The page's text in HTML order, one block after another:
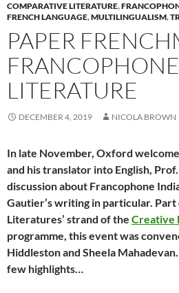
COMPARATIVE LITERATURE,
FRENCH LANGUAGE,MULTILINGUALISM,
PAPER
LITERATURE
DECEMBER 4, 2019 NICOLA BROWN
In late November, Oxford
and his translator into English,
discussion about Francophone
Gautier’s writing in particular. Part
Literatures’ strand of the Creative
programme, this event was
Hiddleston and Sheela
few highlights…